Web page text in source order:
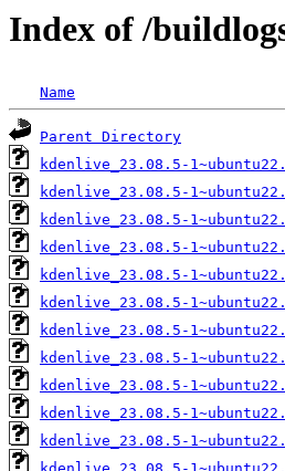
Index of /
Name
Parent Directory
kdenlive_23.08.5-
kdenlive_23.08.5-
kdenlive_23.08.5-
kdenlive_23.08.5-
kdenlive_23.08.5-
kdenlive_23.08.5-
kdenlive_23.08.5-
kdenlive_23.08.5-
kdenlive_23.08.5-
kdenlive_23.08.5-
kdenlive_23.08.5-